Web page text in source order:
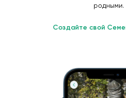
родными.
Создайте свой